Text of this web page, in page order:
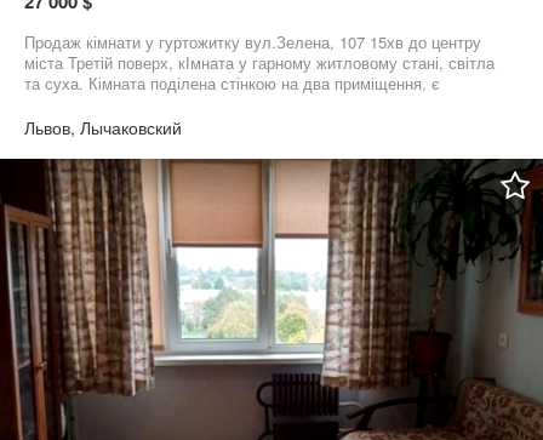
Продаж кімнати у гуртожитку вул.Зелена, 107 15хв до центру
міста Третій поверх, кІмната у гарному житловому стані, світла
та суха. Кімната поділена стінкою на два приміщення, є
комунікації, та кухню. Туалет спільний ще з однією людиною.
Кухня спільного користування, стоїть особиста плита. На дві
кімнати є зона пральні. Зручна траспортна розв'язка.
Телефонуйте! Код - 393771 Код об'єкта: k107.7`393771`272. АН
"Атланта". Більше інформації та світлин за посиланням:
https://www.atlanta.ua/uk/lvov/object/kommunalnye/393771
Львов, Лычаковский